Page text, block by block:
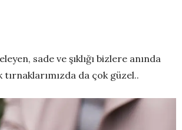
sade ve şıklığı bizlere anında
tırnaklarımızda da çok güzel..